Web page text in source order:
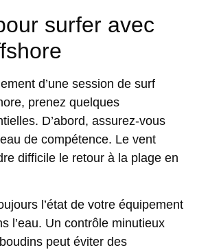
surfer avec
d’une session de surf
prenez quelques
D’abord, assurez-vous
de compétence. Le vent
difficile le retour à la plage en
l’état de votre équipement
l’eau. Un contrôle minutieux
peut éviter des